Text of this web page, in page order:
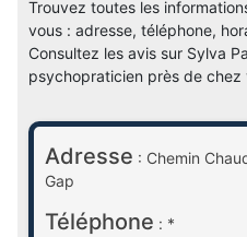
Trouvez toutes les
vous : adresse, téléphone,
Consultez les avis sur Sylva
psychopraticien près de chez
Adresse : Chemin
Gap
Téléphone : *